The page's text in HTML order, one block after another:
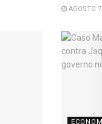
AGOSTO